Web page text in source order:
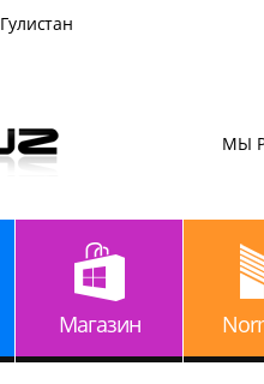
МЫ
Магазин